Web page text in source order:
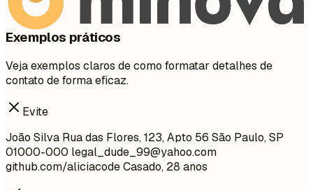
Exemplos práticos
Veja exemplos claros de como formatar detalhes de
contato de forma eficaz.
Evite
João Silva Rua das Flores, 123, Apto 56 São Paulo, SP
01000-000 legal_dude_99@yahoo.com
github.com/aliciacode Casado, 28 anos